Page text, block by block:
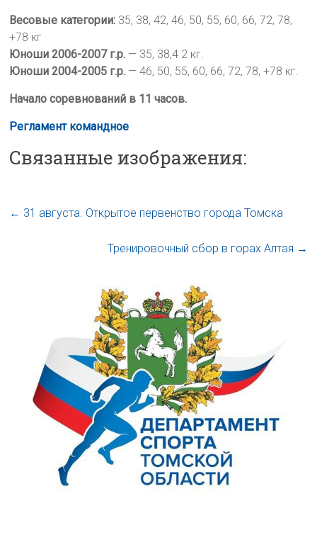
Весовые категории: 35, 38, 42, 46, 50, 55, 60, 66, 72, 78,
+78 кг
Юноши 2006-2007 г.р. — 35, 38,4 2 кг.
Юноши 2004-2005 г.р. — 46, 50, 55, 60, 66, 72, 78, +78 кг.
Начало соревнований в 11 часов.
Регламент командное
Связанные изображения:
← 31 августа. Открытое первенство города Томска
Тренировочный сбор в горах Алтая →